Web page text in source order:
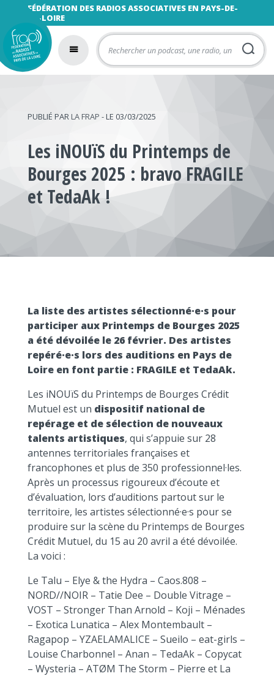
FÉDÉRATION DES RADIOS ASSOCIATIVES EN PAYS-DE-
LA-LOIRE
PUBLIÉ PAR LA FRAP - LE 03/03/2025
Les iNOUïS du Printemps de
Bourges 2025 : bravo FRAGILE
et TedaAk !
La liste des artistes sélectionné·e·s pour
participer aux Printemps de Bourges 2025
a été dévoilée le 26 février. Des artistes
repéré·e·s lors des auditions en Pays de
Loire en font partie : FRAGILE et TedaAk.
Les iNOUïS du Printemps de Bourges Crédit
Mutuel est un dispositif national de
repérage et de sélection de nouveaux
talents artistiques, qui s’appuie sur 28
antennes territoriales françaises et
francophones et plus de 350 professionnel·les.
Après un processus rigoureux d’écoute et
d’évaluation, lors d’auditions partout sur le
territoire, les artistes sélectionné·e·s pour se
produire sur la scène du Printemps de Bourges
Crédit Mutuel, du 15 au 20 avril a été dévoilée.
La voici :
Le Talu – Elye & the Hydra – Caos.808 –
NORD//NOIR – Tatie Dee – Double Vitrage –
VOST – Stronger Than Arnold – Koji – Ménades
– Exotica Lunatica – Alex Montembault –
Ragapop – YZAELAMALICE – Sueilo – eat-girls –
Louise Charbonnel – Anan – TedaAk – Copycat
– Wysteria – ATØM The Storm – Pierre et La